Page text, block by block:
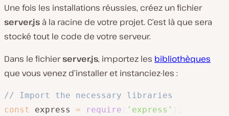
Une fois les installations réussies, créez un fichier
server.js à la racine de votre projet. C’est là que sera
stocké tout le code de votre serveur.
Dans le fichierserver.js, importez les bibliothèques
que vous venez d’installer et instanciez-les :
// Import the necessary libraries
const
express = require 'express'